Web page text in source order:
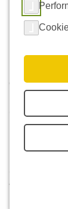
Cookie-
Diese
Dateien, die
Ihrem
entweder
Cookies“ -
Klingbeil
man von
Cookies
Webseiten